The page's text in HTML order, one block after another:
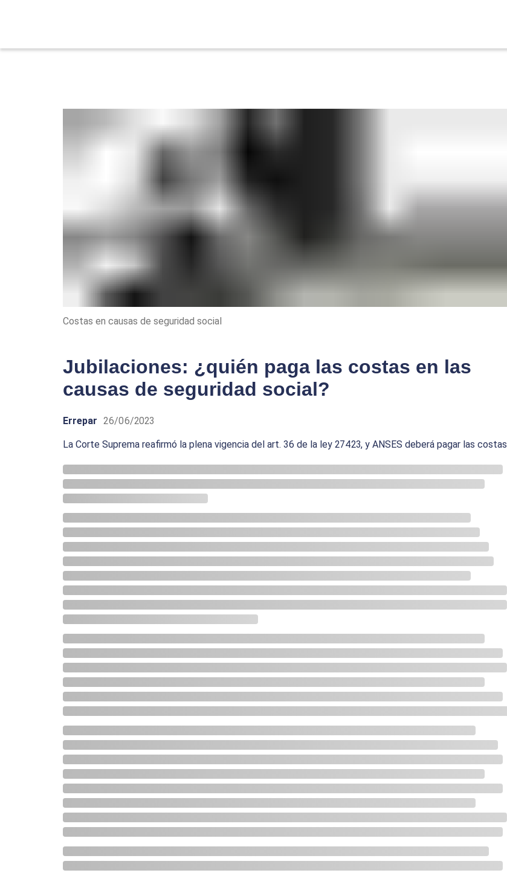
Costas en causas de seguridad social
Jubilaciones: ¿quién paga las costas en las
causas de seguridad social?
Errepar 26/06/2023
La Corte Suprema reafirmó la plena vigencia del art. 36 de la ley 27423, y ANSES deberá pagar las costas